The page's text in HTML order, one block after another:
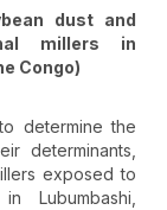
dust and
millers in
Congo)
determine the
determinants,
exposed to
Lubumbashi,